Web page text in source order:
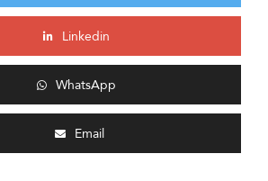
Linkedin
WhatsApp
Email